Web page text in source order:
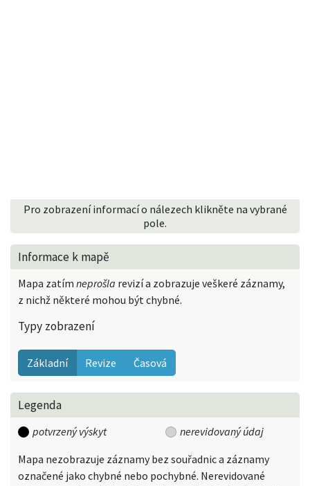
Pro zobrazení informací o nálezech klikněte na vybrané
pole.
Informace k mapě
Mapa zatímneprošla revizí a zobrazuje veškeré záznamy,
z nichž některé mohou být chybné.
Typy zobrazení
Základní Revize Časová
Legenda
potvrzený výskyt
nerevidovaný údaj
Mapa nezobrazuje záznamy bez souřadnic a záznamy
označené jako chybné nebo pochybné. Nerevidované